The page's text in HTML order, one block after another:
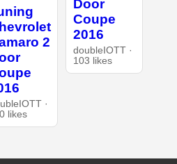
2
·
likes
Door
Coupe
2016
doubleIOTT ·
103 likes